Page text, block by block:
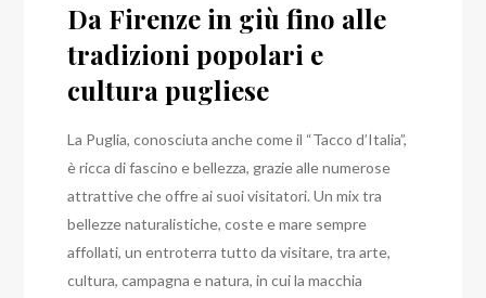
Da Firenze in giù fino alle
tradizioni popolari e
cultura pugliese
La Puglia, conosciuta anche come il “Tacco d’Italia”,
è ricca di fascino e bellezza, grazie alle numerose
attrattive che offre ai suoi visitatori. Un mix tra
bellezze naturalistiche, coste e mare sempre
affollati, un entroterra tutto da visitare, tra arte,
cultura, campagna e natura, in cui la macchia